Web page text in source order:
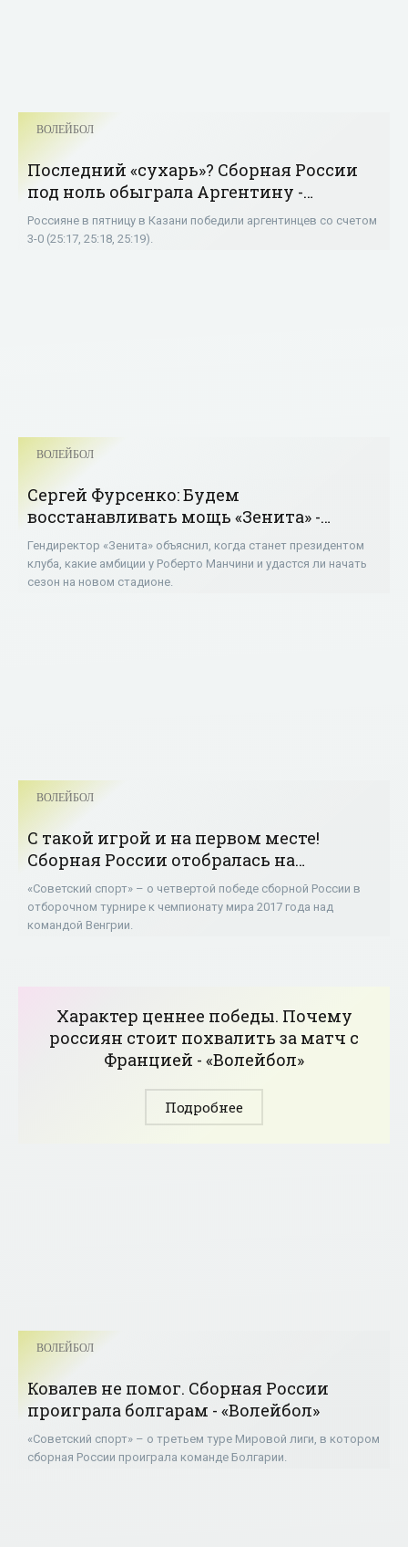
ВОЛЕЙБОЛ
Последний «сухарь»? Сборная России
под ноль обыграла Аргентину -
«Волейбол»
Россияне в пятницу в Казани победили аргентинцев со счетом
3-0 (25:17, 25:18, 25:19).
ВОЛЕЙБОЛ
Сергей Фурсенко: Будем
восстанавливать мощь «Зенита» -
«Волейбол»
Гендиректор «Зенита» объяснил, когда станет президентом
клуба, какие амбиции у Роберто Манчини и удастся ли начать
сезон на новом стадионе.
ВОЛЕЙБОЛ
С такой игрой и на первом месте!
Сборная России отобралась на
чемпионат мира - «Волейбол»
«Советский спорт» – о четвертой победе сборной России в
отборочном турнире к чемпионату мира 2017 года над
командой Венгрии.
Характер ценнее победы. Почему
россиян стоит похвалить за матч с
Францией - «Волейбол»
Подробнее
ВОЛЕЙБОЛ
Ковалев не помог. Сборная России
проиграла болгарам - «Волейбол»
«Советский спорт» – о третьем туре Мировой лиги, в котором
сборная России проиграла команде Болгарии.